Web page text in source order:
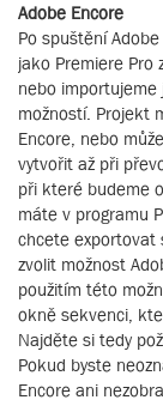
Adobe Encore
Po spuštění
jako Premiere Pro
nebo importujeme
možností. Projekt
Encore, nebo
vytvořit až při
při které budeme
máte v programu
chcete exportovat
zvolit možnost
použitím této
okně sekvenci,
Najděte si tedy
Pokud byste
Encore ani